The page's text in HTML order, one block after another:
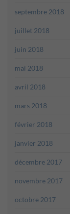
septembre 2018
juillet 2018
juin 2018
mai 2018
avril 2018
mars 2018
février 2018
janvier 2018
décembre 2017
novembre 2017
octobre 2017